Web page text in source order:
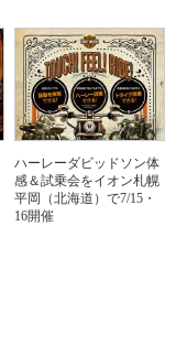
ハーレーダビッドソン体
感＆試乗会をイオン札幌
平岡（北海道）で7/15・
16開催